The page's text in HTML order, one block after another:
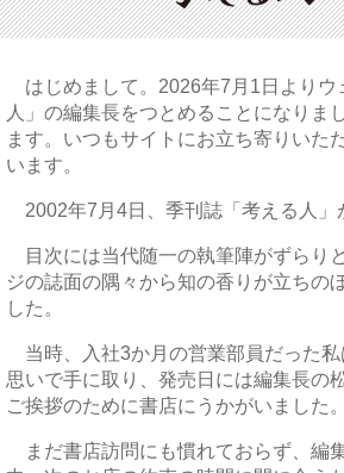
はじめまして。2026年7月1日よりウ
人」の編集長をつとめることになりま
ます。いつもサイトにお立ち寄りいた
います。
2002年7月4日、季刊誌「考える人」
目次には当代随一の執筆陣がずらり
ジの誌面の隅々から知の香りが立ちの
した。
当時、入社3か月の営業部員だった私
思いで手に取り、発売日には編集長の
ご挨拶のために書店にうかがいました。
まだ書店訪問にも慣れておらず、編